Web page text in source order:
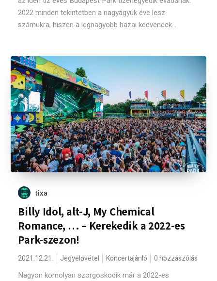
2022 minden tekintetben a nagyágyúk éve lesz
számukra, hiszen a legnagyobb hazai kedvencek...
tixa
Billy Idol, alt-J, My Chemical
Romance, … – Kerekedik a 2022-es
Park-szezon!
2021.12.21. Jegyelővétel Koncertajánló 0 hozzászólás
Nagyon komolyan szorgoskodik már a 2022-es